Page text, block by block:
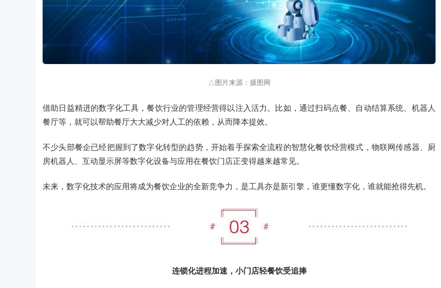
△图片来源：摄图网
借助日益精进的数字化工具，餐饮行业的管理经营得以注入活力。比如，通过扫码点餐、自动结算系统、机器人
餐厅等，就可以帮助餐厅大大减少对人工的依赖，从而降本提效。
不少头部餐企已经把握到了数字化转型的趋势，开始着手探索全流程的智慧化餐饮经营模式，物联网传感器、厨
房机器人、互动显示屏等数字化设备与应用在餐饮门店正变得越来越常见。
未来，数字化技术的应用将成为餐饮企业的全新竞争力，是工具亦是新引擎，谁更懂数字化，谁就能抢得先机。
连锁化进程加速，小门店轻餐饮受追捧